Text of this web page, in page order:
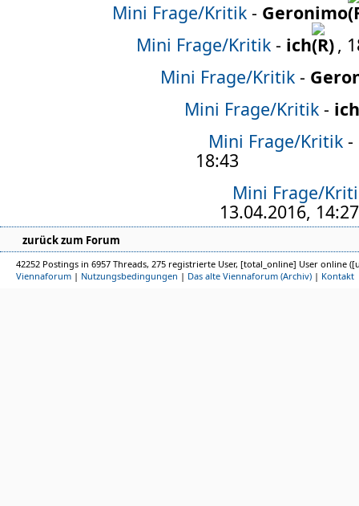
Mini Frage/Kritik - Geronimo
Mini Frage/Kritik - ich
,
Mini Frage/Kritik -
Mini Frage/Kritik - ich
Mini Frage/Kritik -
18:43
Mini Frage/
13.04.2016, 14:27
zurück zum Forum
42252 Postings in 6957 Threads, 275 registrierte User, [total_online] User online
Viennaforum | Nutzungsbedingungen | Das alte Viennaforum (Archiv) | Kontakt